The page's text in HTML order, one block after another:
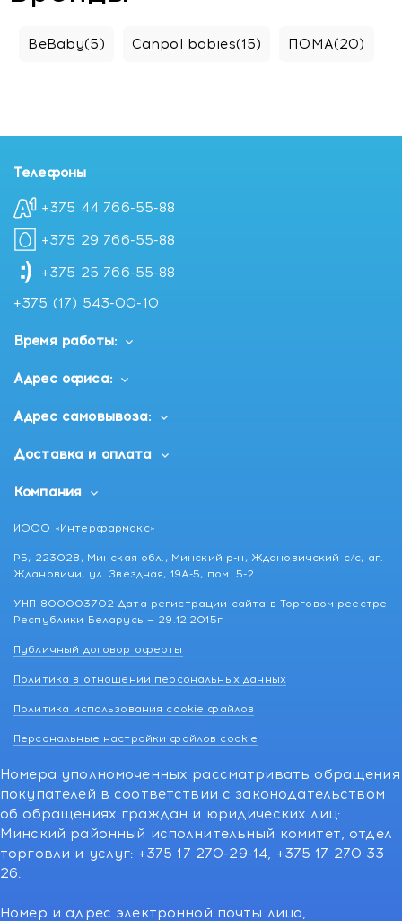
BeBaby(5) Canpol babies(15) ПОМА(20)
Телефоны
+375 44 766-55-88
+375 29 766-55-88
+375 25 766-55-88
+375 (17) 543-00-10
Время работы:
Адрес офиса:
Адрес самовывоза:
Доставка и оплата
Компания
ИООО «Интерфармакс»
РБ, 223028, Минская обл., Минский р-н, Ждановичский с/с, аг.
Ждановичи, ул. Звездная, 19А-5, пом. 5-2
УНП 800003702 Дата регистрации сайта в Торговом реестре
Республики Беларусь — 29.12.2015г
Публичный договор оферты
Политика в отношении персональных данных
Политика использования cookie файлов
Персональные настройки файлов cookie
Номера уполномоченных рассматривать обращения
покупателей в соответствии с законодательством
об обращениях граждан и юридических лиц:
Минский районный исполнительный комитет, отдел
торговли и услуг: +375 17 270-29-14, +375 17 270 33
26.
Номер и адрес электронной почты лица,